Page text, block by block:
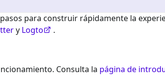
para construir rápidamente la
y Logto
.
Consulta la página de